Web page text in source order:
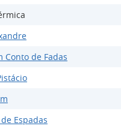
Conto de Fadas
Espadas